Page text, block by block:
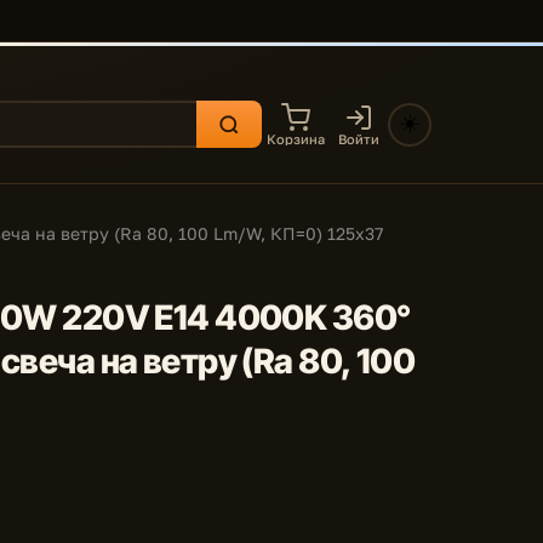
Корзина Войти
на ветру (Ra 80, 100 Lm/W, КП=0) 125х37
220V E14 4000K 360°
на ветру (Ra 80, 100